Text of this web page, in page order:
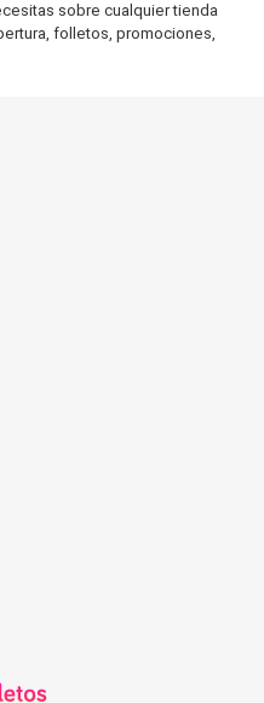
sobre cualquier tienda
folletos, promociones,